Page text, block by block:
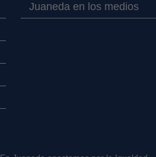
Juaneda en los medios